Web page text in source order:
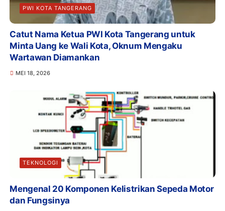
PWI KOTA TANGERANG
Catut Nama Ketua PWI Kota Tangerang untuk
Minta Uang ke Wali Kota, Oknum Mengaku
Wartawan Diamankan
MEI 18, 2026
TEKNOLOGI
Mengenal 20 Komponen Kelistrikan Sepeda Motor
dan Fungsinya